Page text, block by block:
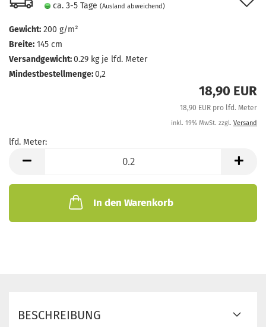
ca. 3-5 Tage (Ausland abweichend)
Gewicht: 200 g/m²
Breite: 145 cm
Versandgewicht:0.29 kg je lfd. Meter
Mindestbestellmenge:0,2
18,90 EUR
18,90 EUR pro lfd. Meter
inkl. 19% MwSt. zzgl. Versand
lfd. Meter:
Meter
In den Warenkorb
BESCHREIBUNG